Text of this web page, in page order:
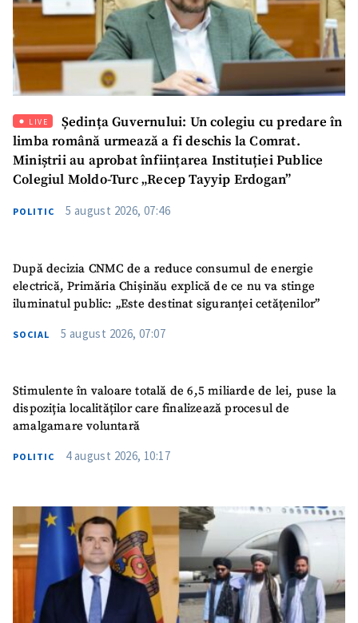
LIVE
Ședința Guvernului: Un colegiu cu predare în
limba română urmează a fi deschis la Comrat.
Miniștrii au aprobat înființarea Instituției Publice
Colegiul Moldo-Turc „Recep Tayyip Erdogan”
POLITIC 5 august 2026, 07:46
După decizia CNMC de a reduce consumul de energie
electrică, Primăria Chișinău explică de ce nu va stinge
iluminatul public: „Este destinat siguranței cetățenilor”
SOCIAL 5 august 2026, 07:07
Stimulente în valoare totală de 6,5 miliarde de lei, puse la
dispoziția localităților care finalizează procesul de
amalgamare voluntară
POLITIC 4 august 2026, 10:17